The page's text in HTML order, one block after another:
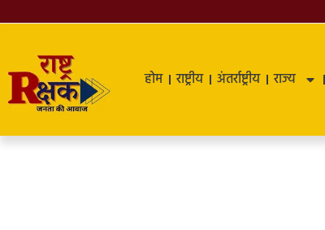
होम राष्ट्रीय अंतर्राष्ट्रीय राज्य